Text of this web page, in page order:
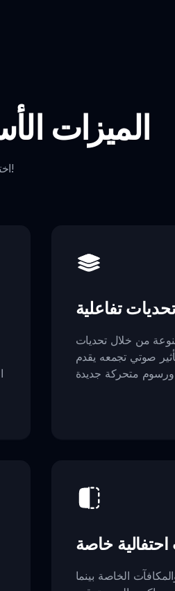
الميزات
اختبر ميزات رائعة تجعل سبراكي هالوين لعبة ضرورية!
تفاعلية
من خلال تحديات
صوتي تجمعه يقدم
خاصة
الخاصة بينما